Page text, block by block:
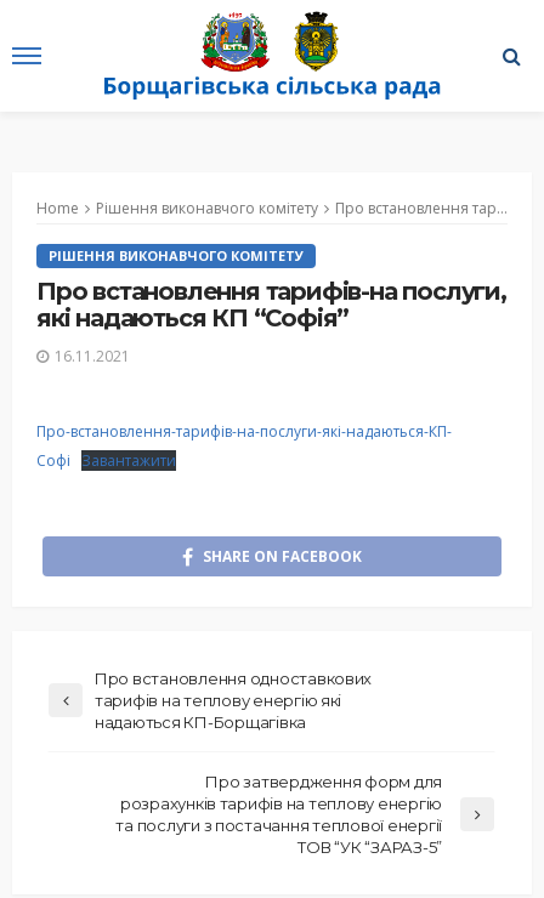
Home Рішення виконавчого комітету Про встановлення тарифів-на послуги, які надаються КП “Софія”
РІШЕННЯ ВИКОНАВЧОГО КОМІТЕТУ
Про встановлення тарифів-на послуги,
які надаються КП “Софія”
16.11.2021
Про-встановлення-тарифів-на-послуги-які-надаються-КП-
Софі
Завантажити
SHARE ON FACEBOOK
Про встановлення одноставкових
тарифів на теплову енергію які
надаються КП-Борщагівка
Про затвердження форм для
розрахунків тарифів на теплову енергію
та послуги з постачання теплової енергії
ТОВ “УК “ЗАРАЗ-5”